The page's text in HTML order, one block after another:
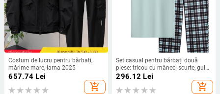
Costum de lucru pentru bărbați,
mărime mare, iarna 2025
657.74 Lei
add_shopping_cart
Set casual pentru bărbați două
piese: tricou cu mâneci scurte, guler
rotund, cu model în carouri și
pantaloni lungi; 95% poliester, 5%
elastan
296.12 Lei
add_shopping_cart